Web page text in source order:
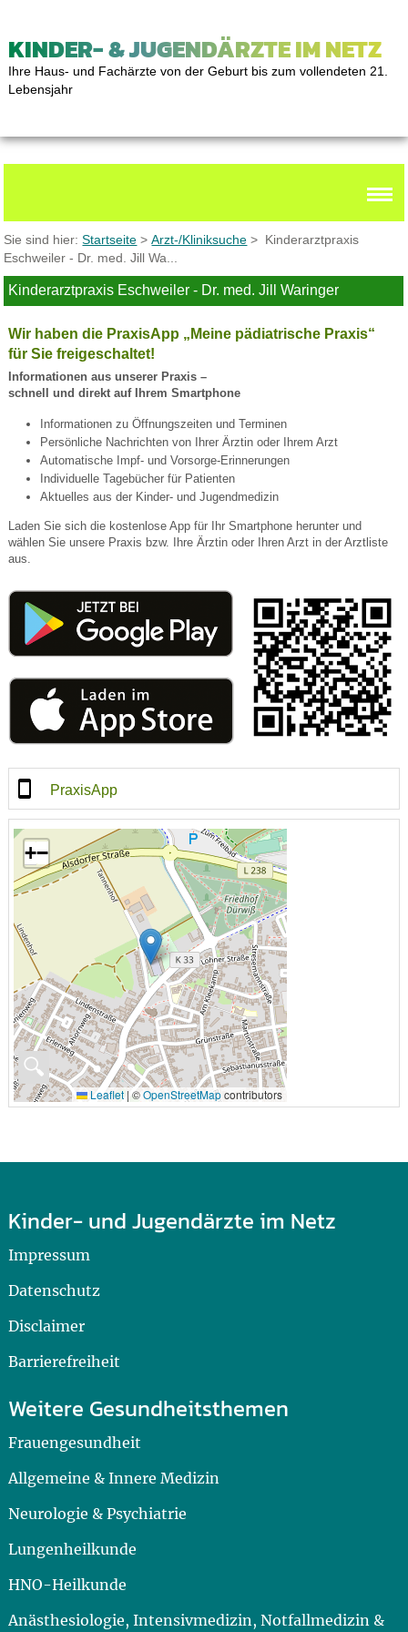
KINDER- & JUGENDÄRZTE IM NETZ
Ihre Haus- und Fachärzte von der Geburt bis zum vollendeten 21.
Lebensjahr
Sie sind hier:Startseite >Arzt-/Kliniksuche > Kinderarztpraxis
Eschweiler - Dr. med. Jill Wa...
Kinderarztpraxis Eschweiler - Dr. med. Jill Waringer
Wir haben die PraxisApp „Meine pädiatrische Praxis“
für Sie freigeschaltet!
Informationen aus unserer Praxis –
schnell und direkt auf Ihrem Smartphone
Informationen zu Öffnungszeiten und Terminen
Persönliche Nachrichten von Ihrer Ärztin oder Ihrem Arzt
Automatische Impf- und Vorsorge-Erinnerungen
Individuelle Tagebücher für Patienten
Aktuelles aus der Kinder- und Jugendmedizin
Laden Sie sich die kostenlose App für Ihr Smartphone herunter und
wählen Sie unsere Praxis bzw. Ihre Ärztin oder Ihren Arzt in der Arztliste
aus.
PraxisApp
🔍
+−
Leaflet | ©OpenStreetMapcontributors
Kinder- und Jugendärzte im Netz
Impressum
Datenschutz
Disclaimer
Barrierefreiheit
Weitere Gesundheitsthemen
Frauengesundheit
Allgemeine & Innere Medizin
Neurologie & Psychiatrie
Lungenheilkunde
HNO-Heilkunde
Anästhesiologie, Intensivmedizin, Notfallmedizin &